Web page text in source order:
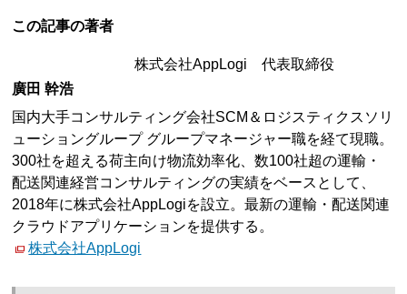
この記事の著者
株式会社AppLogi 代表取締役
廣田 幹浩
国内大手コンサルティング会社SCM＆ロジスティクスソリ
ューショングループ グループマネージャー職を経て現職。
300社を超える荷主向け物流効率化、数100社超の運輸・
配送関連経営コンサルティングの実績をベースとして、
2018年に株式会社AppLogiを設立。最新の運輸・配送関連
クラウドアプリケーションを提供する。
株式会社AppLogi